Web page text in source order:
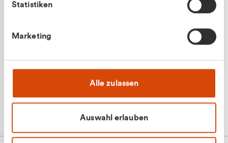
Statistiken
Marketing
Alle zulassen
Auswahl erlauben